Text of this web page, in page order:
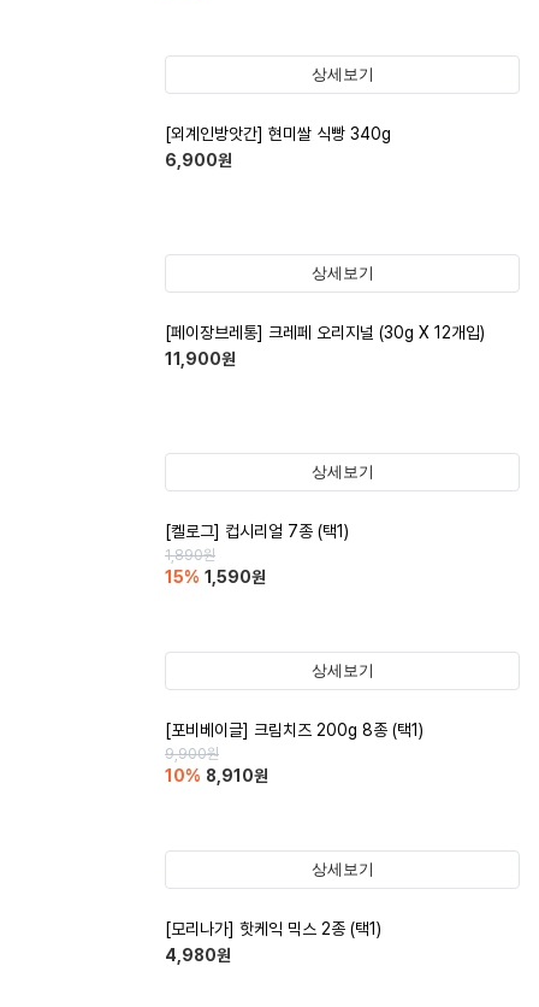
상세보기
[외계인방앗간] 현미쌀 식빵 340g
6,900원
상세보기
[페이장브레통] 크레페 오리지널 (30g X 12개입)
11,900원
상세보기
[켈로그] 컵시리얼 7종 (택1)
1,890원
15% 1,590원
상세보기
[포비베이글] 크림치즈 200g 8종 (택1)
9,900원
10% 8,910원
상세보기
[모리나가] 핫케익 믹스 2종 (택1)
4,980원